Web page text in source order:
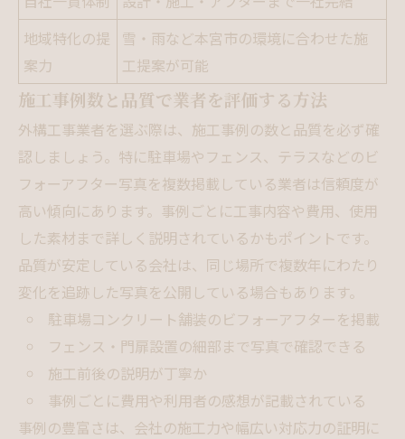
地域特化の提
案力
雪・雨など本宮市の環境に合わせた施
工提案が可能
施工事例数と品質で業者を評価する方法
外構工事業者を選ぶ際は、施工事例の数と品質を必ず確
認しましょう。特に駐車場やフェンス、テラスなどのビ
フォーアフター写真を複数掲載している業者は信頼度が
高い傾向にあります。事例ごとに工事内容や費用、使用
した素材まで詳しく説明されているかもポイントです。
品質が安定している会社は、同じ場所で複数年にわたり
変化を追跡した写真を公開している場合もあります。
駐車場コンクリート舗装のビフォーアフターを掲載
フェンス・門扉設置の細部まで写真で確認できる
施工前後の説明が丁寧か
事例ごとに費用や利用者の感想が記載されている
事例の豊富さは、会社の施工力や幅広い対応力の証明に